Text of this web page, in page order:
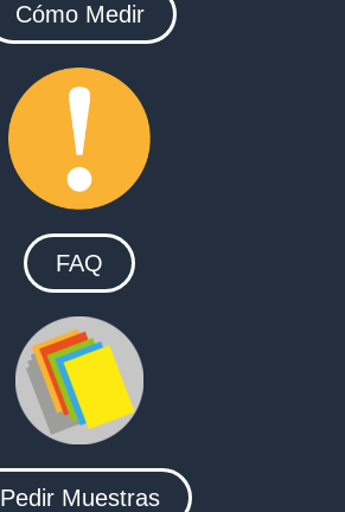
Cómo Medir
FAQ
Pedir Muestras